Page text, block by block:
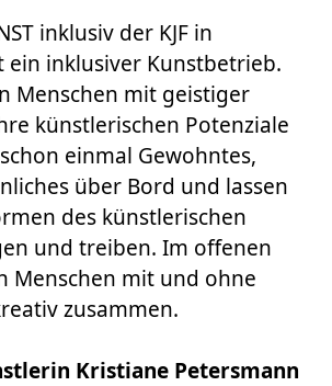
inklusiv der KJF in
ein inklusiver Kunstbetrieb.
Menschen mit geistiger
künstlerischen Potenziale
einmal Gewohntes,
über Bord und lassen
des künstlerischen
und treiben. Im offenen
Menschen mit und ohne
zusammen.
Kristiane Petersmann